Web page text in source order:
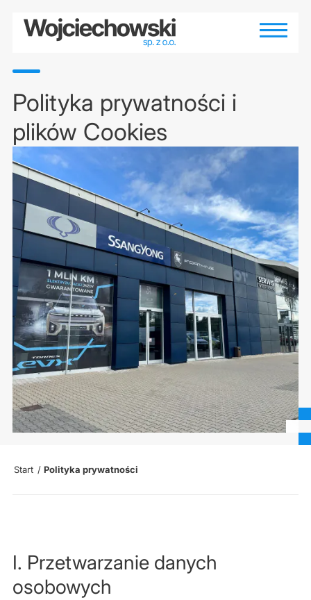
Polityka prywatności i
plików Cookies
Start / Polityka prywatności
I. Przetwarzanie danych
osobowych